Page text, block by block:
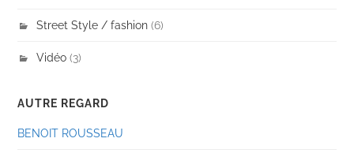
Street Style / fashion (6)
Vidéo (3)
AUTRE REGARD
BENOIT ROUSSEAU